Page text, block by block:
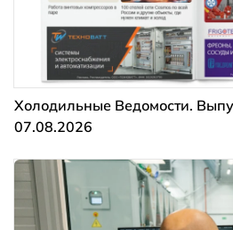
Холодильные Ведомости.
07.08.2026